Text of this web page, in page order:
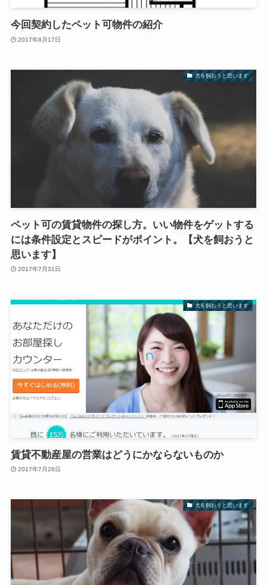
今回契約したペット可物件の紹介
2017年8月17日
犬を飼おうと思います
ペット可の賃貸物件の探し方。いい物件をゲットする
には条件設定とスピードがポイント。【犬を飼おうと
思います】
2017年7月31日
犬を飼おうと思います
賃貸不動産屋の営業はどうにかならないものか
2017年7月28日
犬を飼おうと思います